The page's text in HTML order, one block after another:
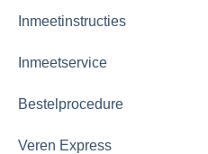
Inmeetinstructies
Inmeetservice
Bestelprocedure
Veren Express